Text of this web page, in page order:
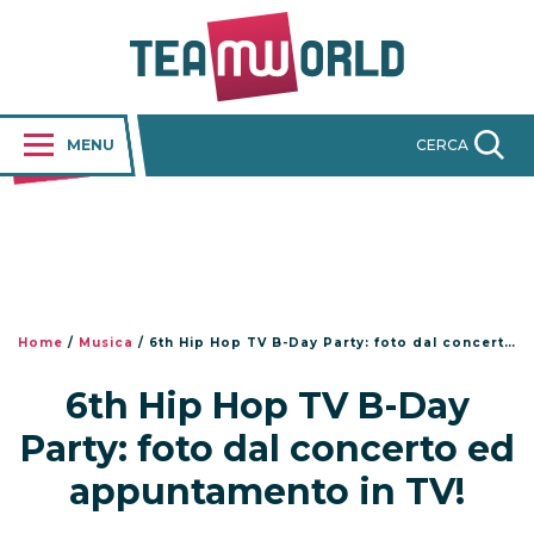
MENU CERCA
Home / Musica / 6th Hip Hop TV B-Day Party: foto dal concerto ed appuntamento in TV!
6th Hip Hop TV B-Day
Party: foto dal concerto ed
appuntamento in TV!